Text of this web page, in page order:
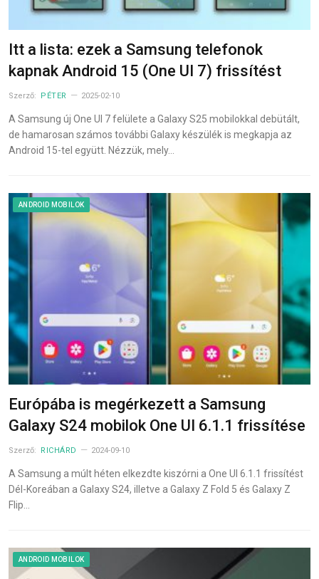
Itt a lista: ezek a Samsung telefonok
kapnak Android 15 (One UI 7) frissítést
Szerző: PÉTER 2025-02-10
A Samsung új One UI 7 felülete a Galaxy S25 mobilokkal debütált,
de hamarosan számos további Galaxy készülék is megkapja az
Android 15-tel együtt. Nézzük, mely…
ANDROID MOBILOK
Európába is megérkezett a Samsung
Galaxy S24 mobilok One UI 6.1.1 frissítése
Szerző: RICHÁRD 2024-09-10
A Samsung a múlt héten elkezdte kiszórni a One UI 6.1.1 frissítést
Dél-Koreában a Galaxy S24, illetve a Galaxy Z Fold 5 és Galaxy Z
Flip…
ANDROID MOBILOK